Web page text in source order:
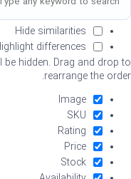
Hide similarities
differences
hidden. Drag and drop to
rearrange the order.
Image
SKU
Rating
Price
Stock